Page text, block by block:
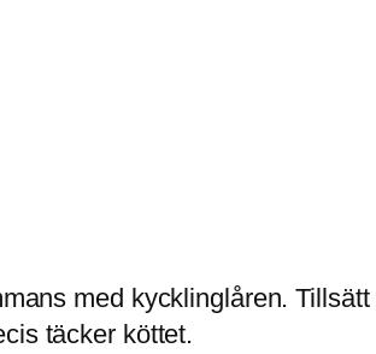
med kycklinglåren.
täcker köttet.